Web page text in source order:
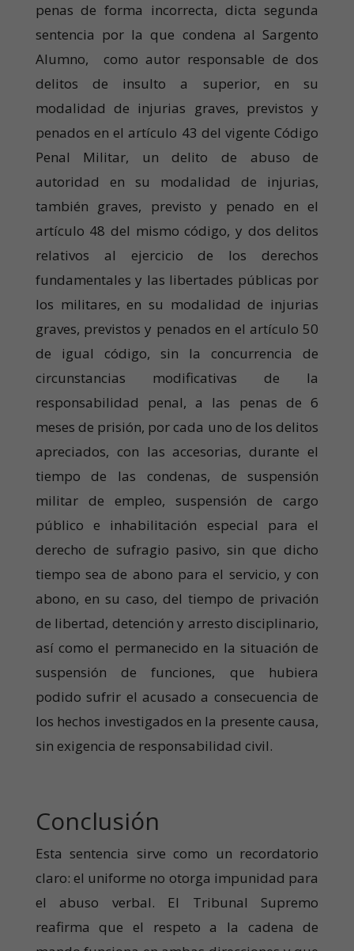
penas de forma incorrecta, dicta segunda
sentencia por la que condena al Sargento
Alumno, como autor responsable de dos
delitos de insulto a superior, en su
modalidad de injurias graves, previstos y
penados en el artículo 43 del vigente Código
Penal Militar, un delito de abuso de
autoridad en su modalidad de injurias,
también graves, previsto y penado en el
artículo 48 del mismo código, y dos delitos
relativos al ejercicio de los derechos
fundamentales y las libertades públicas por
los militares, en su modalidad de injurias
graves, previstos y penados en el artículo 50
de igual código, sin la concurrencia de
circunstancias modificativas de la
responsabilidad penal, a las penas de 6
meses de prisión, por cada uno de los delitos
apreciados, con las accesorias, durante el
tiempo de las condenas, de suspensión
militar de empleo, suspensión de cargo
público e inhabilitación especial para el
derecho de sufragio pasivo, sin que dicho
tiempo sea de abono para el servicio, y con
abono, en su caso, del tiempo de privación
de libertad, detención y arresto disciplinario,
así como el permanecido en la situación de
suspensión de funciones, que hubiera
podido sufrir el acusado a consecuencia de
los hechos investigados en la presente causa,
sin exigencia de responsabilidad civil.
Conclusión
Esta sentencia sirve como un recordatorio
claro: el uniforme no otorga impunidad para
el abuso verbal. El Tribunal Supremo
reafirma que el respeto a la cadena de